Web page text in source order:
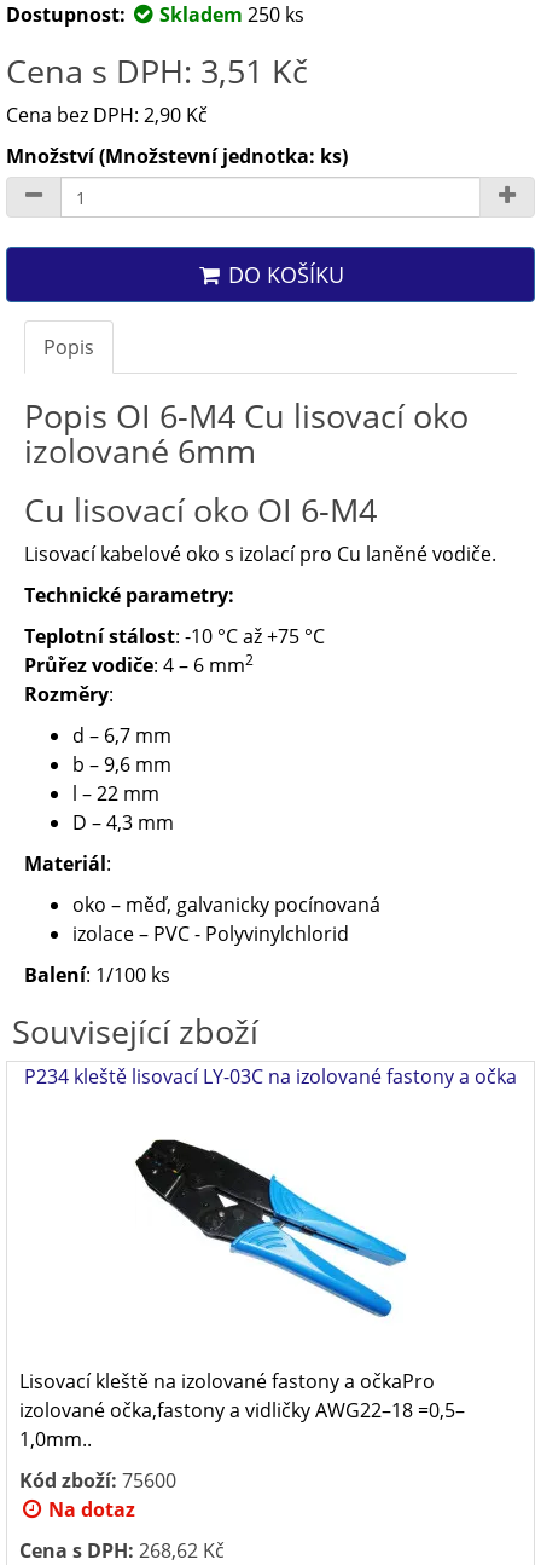
Dostupnost:
Skladem 250 ks
Cena s DPH: 3,51 Kč
Cena bez DPH: 2,90 Kč
Množství (Množstevní jednotka: ks)
DO KOŠÍKU
Popis
Popis OI 6-M4 Cu lisovací oko
izolované 6mm
Cu lisovací oko OI 6-M4
Lisovací kabelové oko s izolací pro Cu laněné vodiče.
Technické parametry:
Teplotní stálost: -10 °C až +75 °C
Průřez vodiče: 4 – 6 mm2
Rozměry:
d – 6,7 mm
b – 9,6 mm
l – 22 mm
D – 4,3 mm
Materiál:
oko – měď, galvanicky pocínovaná
izolace – PVC - Polyvinylchlorid
Balení: 1/100 ks
Související zboží
P234 kleště lisovací LY-03C na izolované fastony a očka
Lisovací kleště na izolované fastony a očkaPro
izolované očka,fastony a vidličky AWG22–18 =0,5–
1,0mm..
Kód zboží: 75600
Na dotaz
Cena s DPH: 268,62 Kč